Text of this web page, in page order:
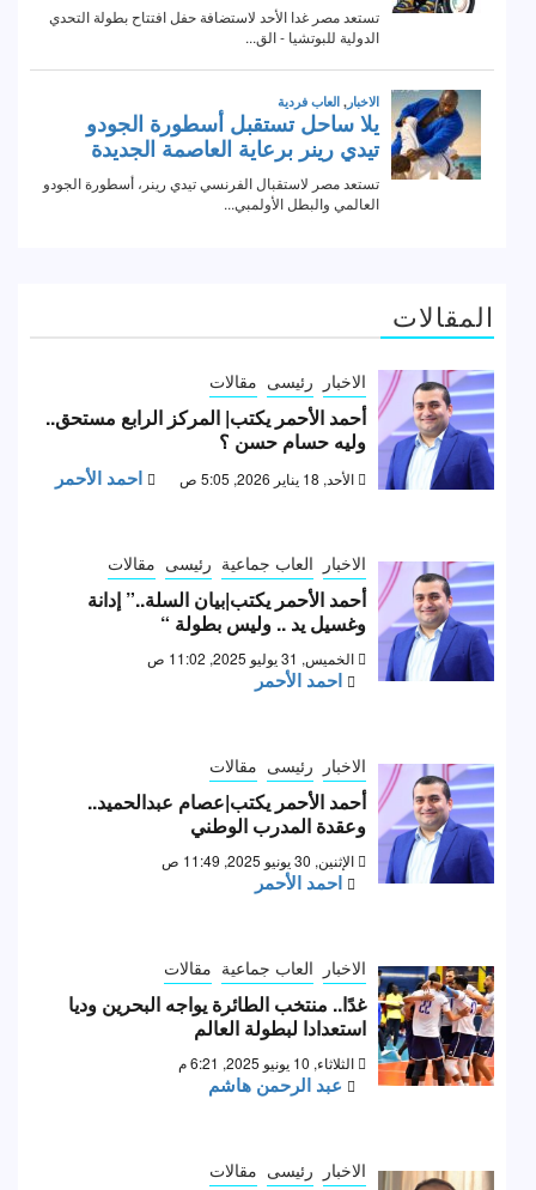
المقالات
الاخبار رئيسى مقالات
أحمد الأحمر يكتب| المركز الرابع مستحق..
وليه حسام حسن ؟
الأحد, 18 يناير 2026, 5:05 ص احمد الأحمر
الاخبار العاب جماعية رئيسى مقالات
أحمد الأحمر يكتب|بيان السلة..” إدانة
وغسيل يد .. وليس بطولة “
الخميس, 31 يوليو 2025, 11:02 ص
احمد الأحمر
الاخبار رئيسى مقالات
أحمد الأحمر يكتب|عصام عبدالحميد..
وعقدة المدرب الوطني
الإثنين, 30 يونيو 2025, 11:49 ص
احمد الأحمر
الاخبار العاب جماعية مقالات
غدًا.. منتخب الطائرة يواجه البحرين وديا
استعدادا لبطولة العالم
الثلاثاء, 10 يونيو 2025, 6:21 م
عبد الرحمن هاشم
الاخبار رئيسى مقالات